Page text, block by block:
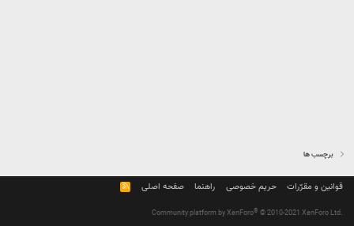
برچسب ها
قوانین و مقرّرات حریم خصوصی راهنما صفحه اصلی
R
S
Community platform by XenForo® © 2010-2021 XenForo Ltd.